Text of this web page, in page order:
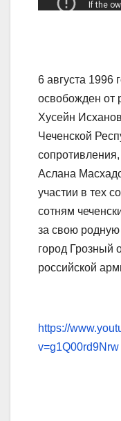
6 августа 1996
освобожден от
Хусейн
Чеченской
Аслана
участии в тех
сотням
за свою
город Грозный
российской
https://
v=g1Q00rd9Nrw